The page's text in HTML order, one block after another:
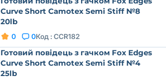
Curve Short Camotex Semi Stiff №8
20lb
0 0Код : CCR182
Готовий повідець з гачком Fox Edges
Curve Short Camotex Semi Stiff №4
25lb